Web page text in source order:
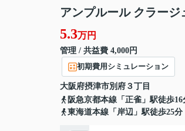
アンプルール クラージ
5.3万円
管理 / 共益費 4,000円
初期費用シミュレーション
大阪府摂津市別府 ３丁目
阪急京都本線「正雀」駅徒歩16
東海道本線「岸辺」駅徒歩25分